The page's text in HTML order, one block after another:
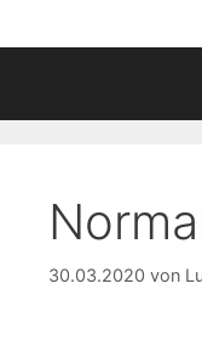
30.03.2020 von